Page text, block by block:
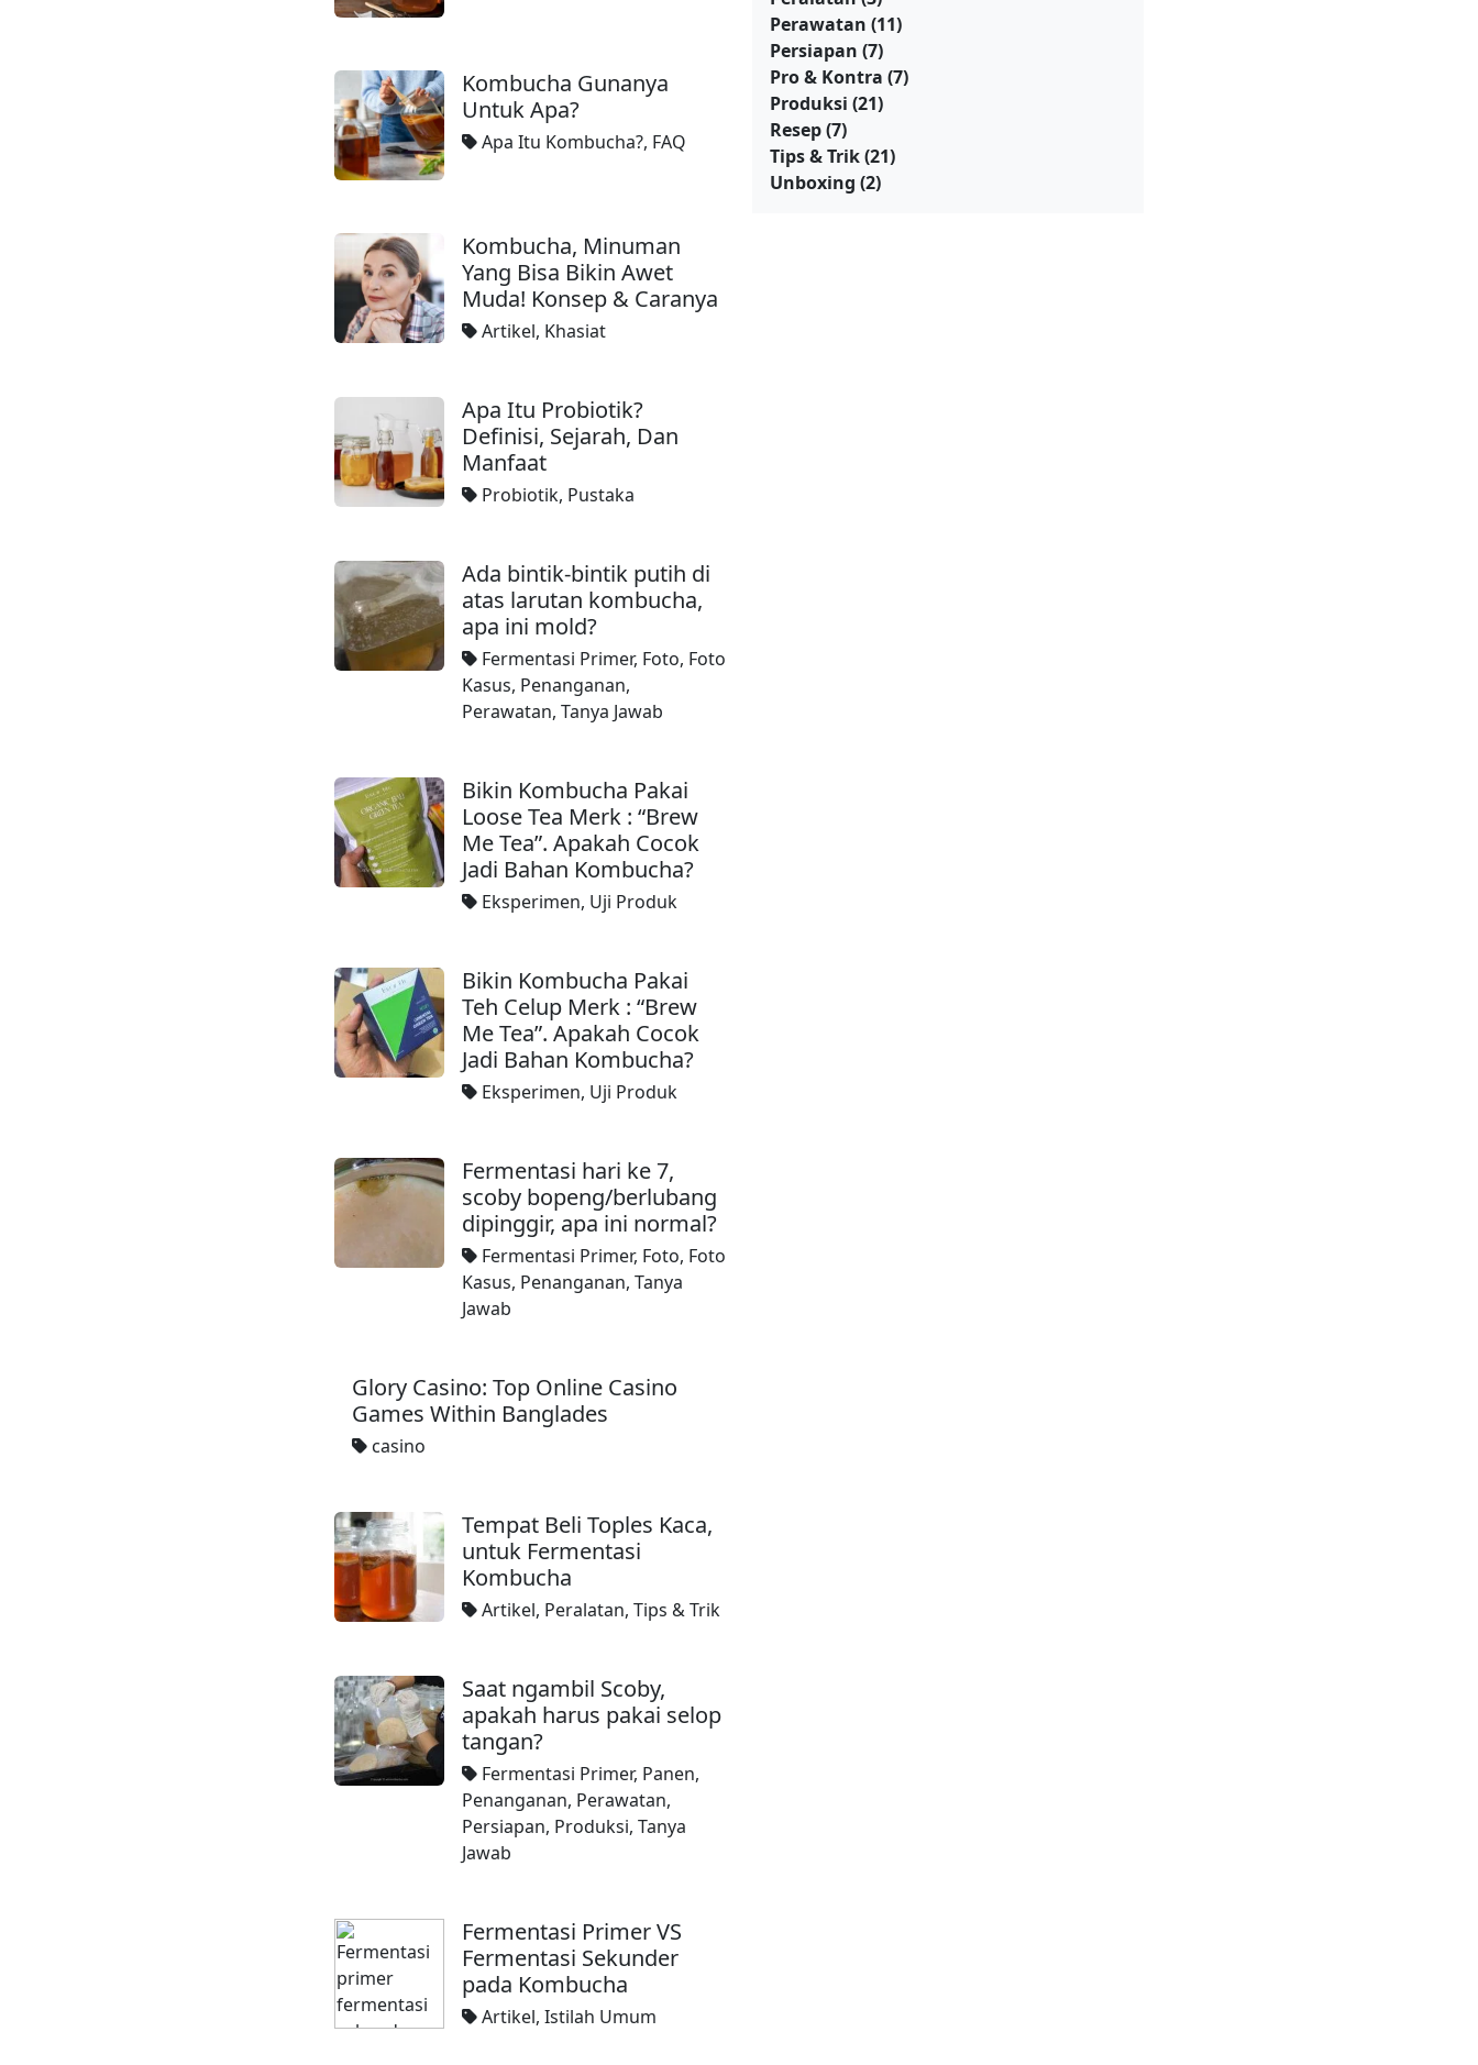
Kombucha Gunanya
Untuk Apa?
Apa Itu Kombucha?, FAQ
Kombucha, Minuman
Yang Bisa Bikin Awet
Muda! Konsep & Caranya
Artikel, Khasiat
Apa Itu Probiotik?
Definisi, Sejarah, Dan
Manfaat
Probiotik, Pustaka
Ada bintik-bintik putih di
atas larutan kombucha,
apa ini mold?
Fermentasi Primer, Foto, Foto
Kasus, Penanganan,
Perawatan, Tanya Jawab
Bikin Kombucha Pakai
Loose Tea Merk : “Brew
Me Tea”. Apakah Cocok
Jadi Bahan Kombucha?
Eksperimen, Uji Produk
Bikin Kombucha Pakai
Teh Celup Merk : “Brew
Me Tea”. Apakah Cocok
Jadi Bahan Kombucha?
Eksperimen, Uji Produk
Fermentasi hari ke 7,
scoby bopeng/berlubang
dipinggir, apa ini normal?
Fermentasi Primer, Foto, Foto
Kasus, Penanganan, Tanya
Jawab
Glory Casino: Top Online Casino
Games Within Banglades
casino
Tempat Beli Toples Kaca,
untuk Fermentasi
Kombucha
Artikel, Peralatan, Tips & Trik
Saat ngambil Scoby,
apakah harus pakai selop
tangan?
Fermentasi Primer, Panen,
Penanganan, Perawatan,
Persiapan, Produksi, Tanya
Jawab
Fermentasi Primer VS
Fermentasi Sekunder
pada Kombucha
Artikel, Istilah Umum
Perawatan (11)
Persiapan (7)
Pro & Kontra (7)
Produksi (21)
Resep(7)
Tips & Trik(21)
Unboxing (2)